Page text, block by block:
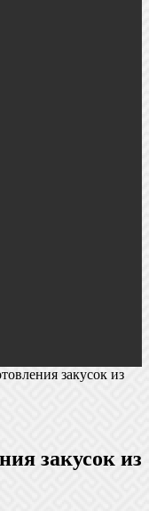
закусок из
закусок из